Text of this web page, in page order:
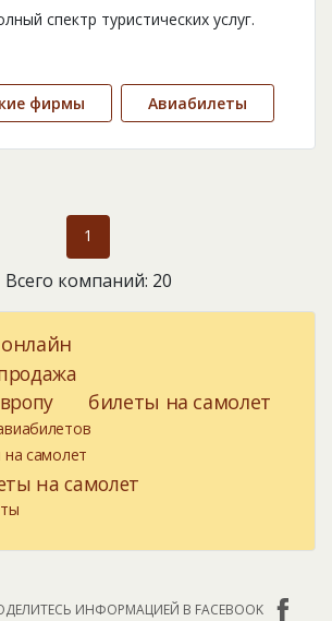
спектр туристических услуг.
фирмы Авиабилеты
1
Всего компаний: 20
билеты на самолет
самолет
на самолет
ИНФОРМАЦИЕЙ В FACEBOOK